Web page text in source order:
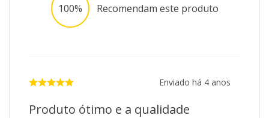
100% Recomendam este produto
Enviado há 4 anos
Produto ótimo e a qualidade